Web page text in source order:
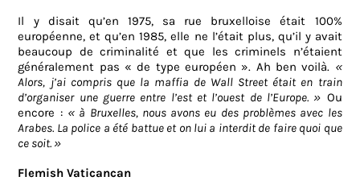
Il y disait qu’en 1975, sa rue bruxelloise était 100%
européenne, et qu’en 1985, elle ne l’était plus, qu’il y avait
beaucoup de criminalité et que les criminels n’étaient
généralement pas « de type européen ». Ah ben voilà. «
Alors, j’ai compris que la maffia de Wall Street était en train
d’organiser une guerre entre l’est et l’ouest de l’Europe. » Ou
encore : « à Bruxelles, nous avons eu des problèmes avec les
Arabes. La police a été battue et on lui a interdit de faire quoi que
ce soit. »
Flemish Vaticancan